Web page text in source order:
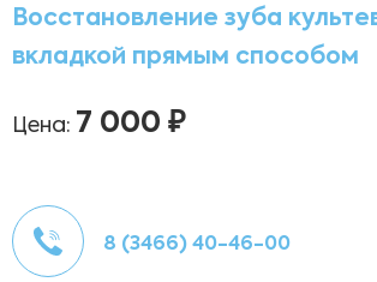
Восстановление зуба
вкладкой прямым способом
Цена: 7 000 ₽
8 (3466) 40-46-00